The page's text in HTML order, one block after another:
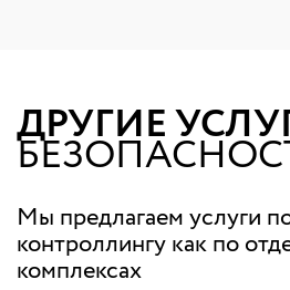
ДРУГИЕ
Мы предлагаем услуги
контроллингу как по
комплексах